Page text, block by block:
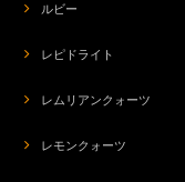
ルビー
レピドライト
レムリアンクォーツ
レモンクォーツ